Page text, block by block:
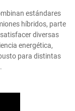
estándares
híbridos, parte
diversas
energética,
para distintas